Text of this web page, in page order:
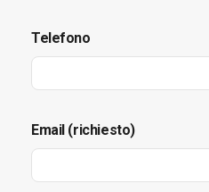
Telefono
Email (richiesto)